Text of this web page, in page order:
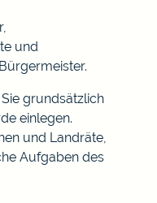
und
grundsätzlich
einlegen.
und Landräte,
Aufgaben des